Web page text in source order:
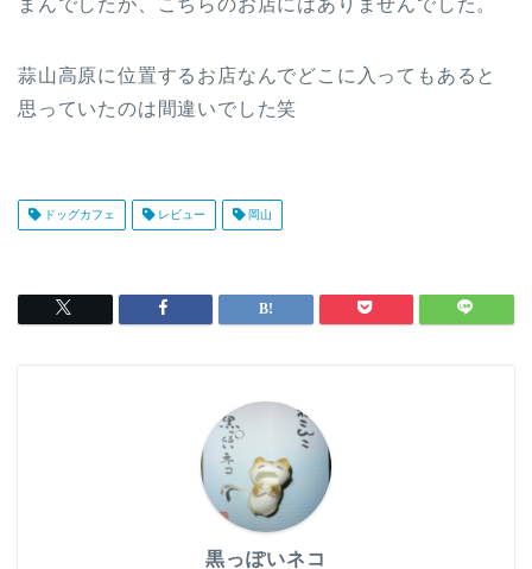
まんでしたが、こちらのお店にはありませんでした。
蒜山高原に位置するお店なんでどこに入ってもあると
思っていたのは間違いでした笑
ドッグカフェ レビュー 岡山
黒っぽいネコ